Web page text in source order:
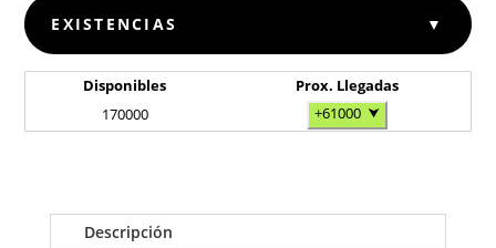
EXISTENCIAS ▼
Disponibles
Prox. Llegadas
170000
+61000 ⮟
Descripción